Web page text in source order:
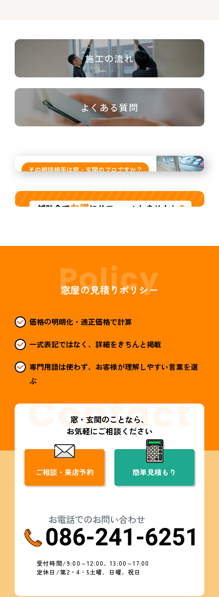
施工の流れ
よくある質問
窓屋の見積りポリシー
価格の明朗化・適正価格で計算
一式表記ではなく、詳細をきちんと掲載
専門用語は使わず、お客様が理解しやすい言葉を選
ぶ
窓・玄関のことなら、
お気軽にご相談ください
ご相談・来店予約 簡単見積もり
お電話でのお問い合わせ
受付時間/9:00～12:00、13:00～17:00
定休日/第2・4・5土曜、日曜、祝日